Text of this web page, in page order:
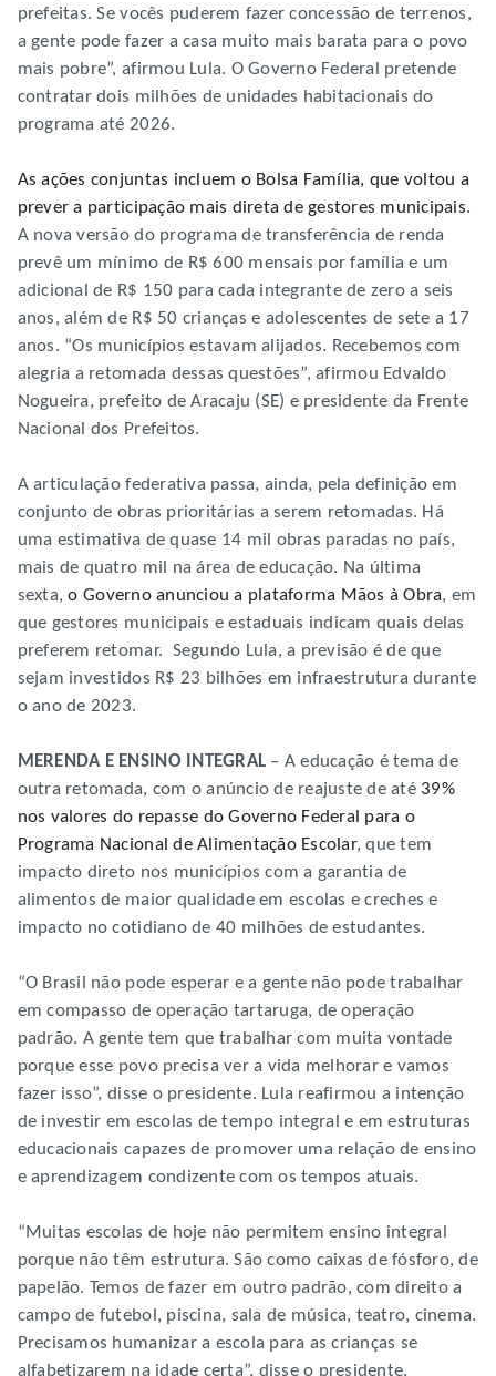
prefeitas. Se vocês puderem fazer concessão de terrenos,
a gente pode fazer a casa muito mais barata para o povo
mais pobre”, afirmou Lula. O Governo Federal pretende
contratar dois milhões de unidades habitacionais do
programa até 2026.
As ações conjuntas incluem o Bolsa Família, que voltou a
prever a participação mais direta de gestores municipais.
A nova versão do programa de transferência de renda
prevê um mínimo de R$ 600 mensais por família e um
adicional de R$ 150 para cada integrante de zero a seis
anos, além de R$ 50 crianças e adolescentes de sete a 17
anos. “Os municípios estavam alijados. Recebemos com
alegria a retomada dessas questões”, afirmou Edvaldo
Nogueira, prefeito de Aracaju (SE) e presidente da Frente
Nacional dos Prefeitos.
A articulação federativa passa, ainda, pela definição em
conjunto de obras prioritárias a serem retomadas. Há
uma estimativa de quase 14 mil obras paradas no país,
mais de quatro mil na área de educação. Na última
sexta,o Governo anunciou a plataforma Mãos à Obra, em
que gestores municipais e estaduais indicam quais delas
preferem retomar. Segundo Lula, a previsão é de que
sejam investidos R$ 23 bilhões em infraestrutura durante
o ano de 2023.
MERENDA E ENSINO INTEGRAL – A educação é tema de
outra retomada, com o anúncio de reajuste de até 39%
nos valores do repasse do Governo Federal para o
Programa Nacional de Alimentação Escolar, que tem
impacto direto nos municípios com a garantia de
alimentos de maior qualidade em escolas e creches e
impacto no cotidiano de 40 milhões de estudantes.
“O Brasil não pode esperar e a gente não pode trabalhar
em compasso de operação tartaruga, de operação
padrão. A gente tem que trabalhar com muita vontade
porque esse povo precisa ver a vida melhorar e vamos
fazer isso”, disse o presidente. Lula reafirmou a intenção
de investir em escolas de tempo integral e em estruturas
educacionais capazes de promover uma relação de ensino
e aprendizagem condizente com os tempos atuais.
“Muitas escolas de hoje não permitem ensino integral
porque não têm estrutura. São como caixas de fósforo, de
papelão. Temos de fazer em outro padrão, com direito a
campo de futebol, piscina, sala de música, teatro, cinema.
Precisamos humanizar a escola para as crianças se
alfabetizarem na idade certa”, disse o presidente.